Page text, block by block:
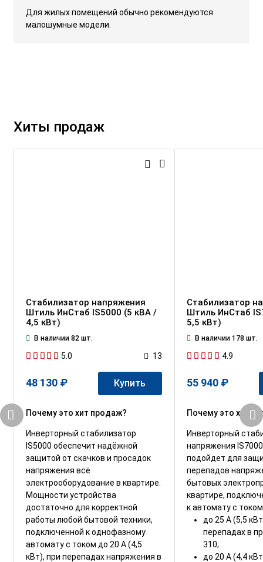
Для жилых помещений обычно рекомендуются
малошумные модели.
Хиты продаж
Стабилизатор напряжения
Штиль ИнСтаб IS5000 (5 кВА /
4,5 кВт)
В наличии 82 шт.
5.0 13
48 130 ₽ Купить
Почему это хит продаж?
Инверторный стабилизатор
IS5000 обеспечит надёжной
защитой от скачков и просадок
напряжения всё
электрооборудование в квартире.
Мощности устройства
достаточно для корректной
работы любой бытовой техники,
подключенной к однофазному
автомату с током до 20 А (4,5
кВт), при перепадах напряжения в
Стабилизатор
Штиль ИнСтаб
5,5 кВт)
В наличии 178 шт.
4.9
55 940 ₽
Почему это хит
Инверторный
напряжения
подойдет для
перепадов
бытовых
квартире,
к автомату с
до 25 А (5,5
перепадах в
310;
до 20 А (4,4